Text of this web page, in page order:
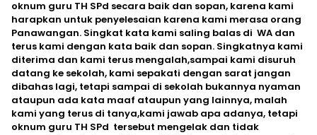
oknum guru TH SPd secara baik dan sopan, karena kami
harapkan untuk penyelesaian karena kami merasa orang
Panawangan. Singkat kata kami saling balas di WA dan
terus kami dengan kata baik dan sopan. Singkatnya kami
diterima dan kami terus mengalah,sampai kami disuruh
datang ke sekolah, kami sepakati dengan sarat jangan
dibahas lagi, tetapi sampai di sekolah bukannya nyaman
ataupun ada kata maaf ataupun yang lainnya, malah
kami yang terus di tanya,kami jawab apa adanya, tetapi
oknum guru TH SPd tersebut mengelak dan tidak